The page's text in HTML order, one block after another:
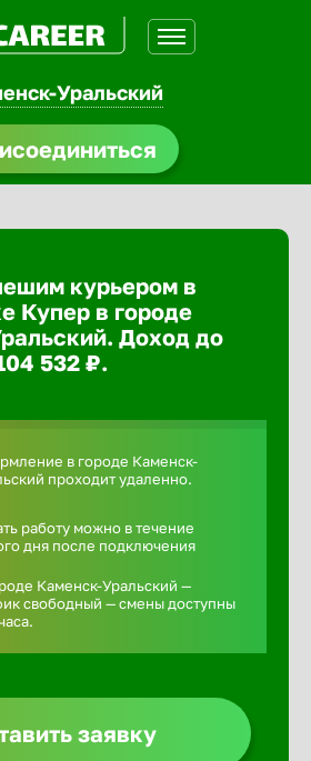
Уральский
курьером в
Купер в городе
Доход до
532 ₽.
в городе Каменск-
проходит удаленно.
работу можно в течение
дня после подключения
Каменск-Уральский —
свободный — смены доступны
заявку